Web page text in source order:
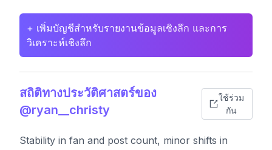
+ เพิ่มบัญชีสำหรับรายงานข้อมูลเชิงลึก และการ
วิเคราะห์เชิงลึก
สถิติทางประวัติศาสตร์ของ
@ryan__christy
ใช้ร่วม
กัน
Stability in fan and post count, minor shifts in